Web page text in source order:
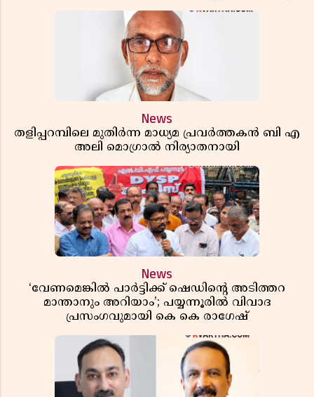
News
തളിപ്പറമ്പിലെ മുതിർന്ന മാധ്യമ പ്രവർത്തകൻ ബി എ
അലി മൊഗ്രാൽ നിര്യാതനായി
News
‘വേണമെങ്കിൽ പാർട്ടിക്ക് ഷെഡിൻ്റെ അടിത്തറ
മാന്താനും അറിയാം’; പയ്യന്നൂരിൽ വിവാദ
പ്രസംഗവുമായി കെ കെ രാഗേഷ്